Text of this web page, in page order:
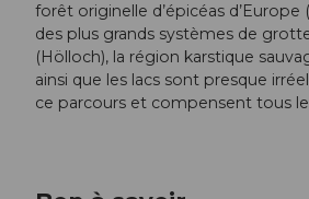
forêt originelle d’épicéas d’Europe
des plus grands systèmes de
(Hölloch), la région karstique
ainsi que les lacs sont presque
ce parcours et compensent tous